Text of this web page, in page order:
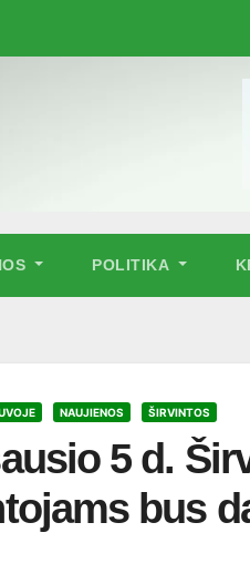
POLITIKA
NAUJIENOS ŠIRVINTOS
5 d.
bus